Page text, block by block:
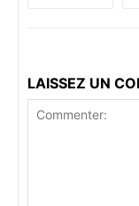
LAISSEZ UN